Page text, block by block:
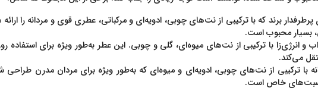
برند که با ترکیبی از نت‌های چوبی، ادویه‌ای و مرکباتی، عطری قوی و مردانه را
محبوب است.
و انرژی‌زا با ترکیبی از نت‌های میوه‌ای، گلی و چوبی. این عطر به‌طور ویژه برای
می‌کند.
با ترکیبی از نت‌های چوبی، ادویه‌ای و میوه‌ای که به‌طور ویژه برای مردان مدرن
خاص است.